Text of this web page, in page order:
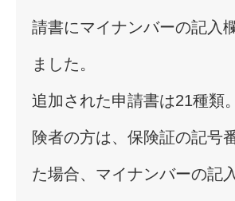
請書にマイナンバーの記入
ました。
追加された申請書は21種類
険者の方は、保険証の記号
た場合、マイナンバーの記